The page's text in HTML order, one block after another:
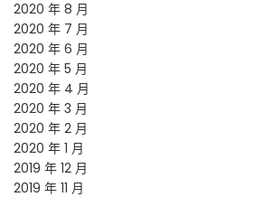
2020 年 8 月
2020 年 7 月
2020 年 6 月
2020 年 5 月
2020 年 4 月
2020 年 3 月
2020 年 2 月
2020 年 1 月
2019 年 12 月
2019 年 11 月